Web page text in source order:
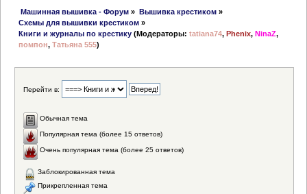
Машинная вышивка - Форум » Вышивка крестиком»
Схемы для вышивки крестиком »
Книги и журналы по крестику (Модераторы:tatiana74, Phenix, NinaZ,
помпон,Татьяна 555)
Перейти в:
Обычная тема
Популярная тема (более 15 ответов)
Очень популярная тема (более 25 ответов)
Заблокированная тема
Прикрепленная тема